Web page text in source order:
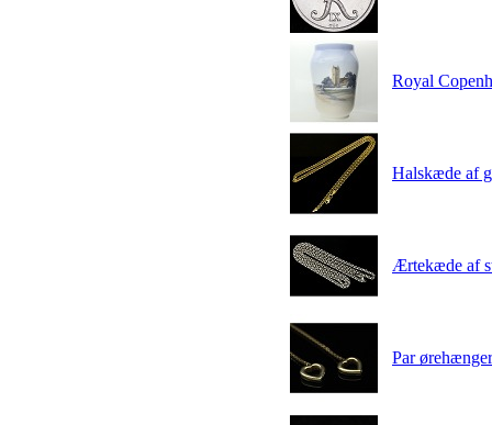
Royal
Halskæde af
Ærtekæde af
Par